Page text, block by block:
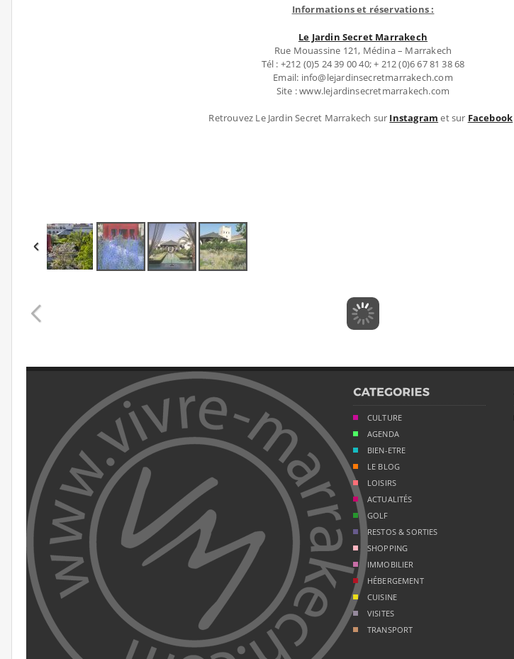
Informations et réservations :
Le Jardin Secret Marrakech
Rue Mouassine 121, Médina – Marrakech
Tél : +212 (0)5 24 39 00 40; + 212 (0)6 67 81 38 68
Email: info@lejardinsecretmarrakech.com
Site : www.lejardinsecretmarrakech.com
Retrouvez Le Jardin Secret Marrakech sur Instagram et sur Facebook
CULTURE
AGENDA
BIEN-ETRE
LE BLOG
LOISIRS
ACTUALITÉS
GOLF
RESTOS & SORTIES
SHOPPING
IMMOBILIER
HÉBERGEMENT
CUISINE
VISITES
TRANSPORT